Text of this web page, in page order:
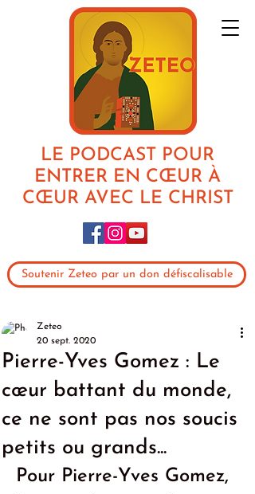
LE PODCAST POUR
ENTRER EN CŒUR À
CŒUR AVEC LE CHRIST
Soutenir Zeteo par un don défiscalisable
Pierre-Yves Gomez : Le
cœur battant du monde,
ce ne sont pas nos soucis
petits ou grands...
Zeteo
20 sept. 2020
Pour Pierre-Yves Gomez,